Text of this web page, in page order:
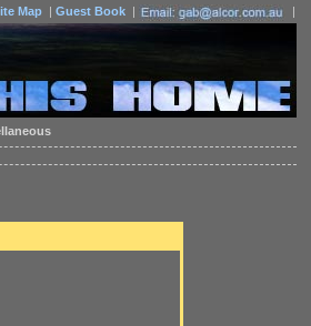
Map | Guest Book | |